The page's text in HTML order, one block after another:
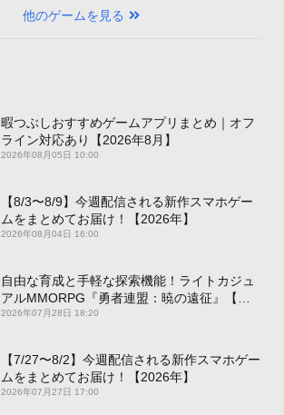
他のゲームを見る
暇つぶしおすすめゲームアプリまとめ｜オフ
ライン対応あり【2026年8月】
2026年08月05日 10:00
【8/3〜8/9】今週配信される新作スマホゲー
ムをまとめてお届け！【2026年】
2026年08月04日 16:00
自由な育成と手軽な探索機能！ライトカジュ
アルMMORPG『勇者連盟：暁の遠征』【最
新作PICKUP】
2026年07月28日 18:20
【7/27〜8/2】今週配信される新作スマホゲー
ムをまとめてお届け！【2026年】
2026年07月27日 17:00